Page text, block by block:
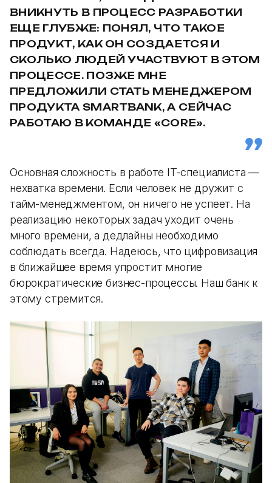
ВНИКНУТЬ В ПРОЦЕСС РАЗРАБОТКИ
ЕЩЕ ГЛУБЖЕ: ПОНЯЛ, ЧТО ТАКОЕ
ПРОДУКТ, КАК ОН СОЗДАЕТСЯ И
СКОЛЬКО ЛЮДЕЙ УЧАСТВУЮТ В ЭТОМ
ПРОЦЕССЕ. ПОЗЖЕ МНЕ
ПРЕДЛОЖИЛИ СТАТЬ МЕНЕДЖЕРОМ
ПРОДУКТА SMARTBANK, А СЕЙЧАС
РАБОТАЮ В КОМАНДЕ «CORE».
Основная сложность в работе IT-специалиста —
нехватка времени. Если человек не дружит с
тайм-менеджментом, он ничего не успеет. На
реализацию некоторых задач уходит очень
много времени, а дедлайны необходимо
соблюдать всегда. Надеюсь, что цифровизация
в ближайшее время упростит многие
бюрократические бизнес-процессы. Наш банк к
этому стремится.